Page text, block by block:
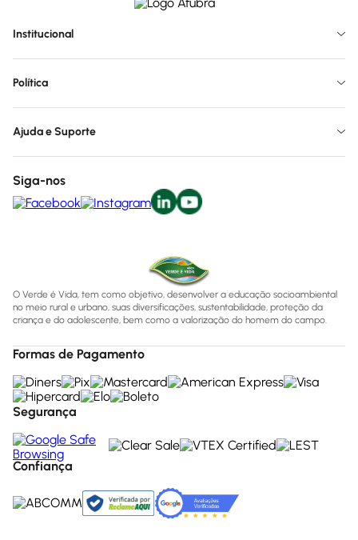
Institucional
Política
Ajuda e Suporte
Siga-nos
O Verde é Vida, tem como objetivo, desenvolver a educação socioambiental
no meio rural e urbano, suas diversificações, sustentabilidade, proteção da
criança e do adolescente, bem como a valorização do homem do campo.
Formas de Pagamento
Segurança
Confiança